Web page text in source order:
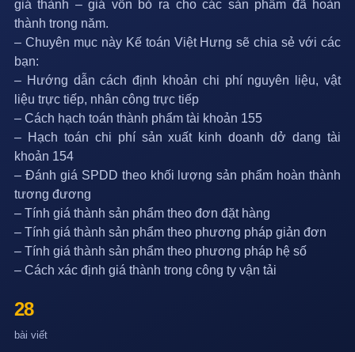
giá thành – giá vốn bỏ ra cho các sản phẩm đã hoàn
thành trong năm.
– Chuyên mục này Kế toán Việt Hưng sẽ chia sẻ với các
bạn:
– Hướng dẫn cách định khoản chi phí nguyên liệu, vật
liệu trực tiếp, nhân công trực tiếp
– Cách hạch toán thành phẩm tài khoản 155
– Hạch toán chi phí sản xuất kinh doanh dở dang tài
khoản 154
– Đánh giá SPDD theo khối lượng sản phẩm hoàn thành
tương đương
– Tính giá thành sản phẩm theo đơn đặt hàng
– Tính giá thành sản phẩm theo phương pháp giản đơn
– Tính giá thành sản phẩm theo phương pháp hệ số
– Cách xác định giá thành trong công ty vận tải
28
bài viết